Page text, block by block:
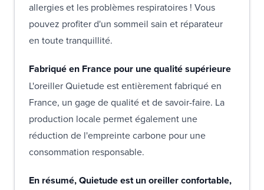
allergies et les problèmes respiratoires ! Vous
pouvez profiter d'un sommeil sain et réparateur
en toute tranquillité.
Fabriqué en France pour une qualité supérieure
L'oreiller Quietude est entièrement fabriqué en
France, un gage de qualité et de savoir-faire. La
production locale permet également une
réduction de l'empreinte carbone pour une
consommation responsable.
En résumé, Quietude est un oreiller confortable,